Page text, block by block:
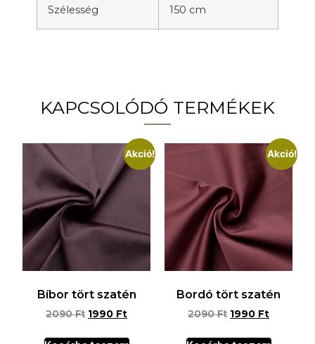
Szélesség 150 cm
KAPCSOLÓDÓ TERMÉKEK
Akció!
Bíbor tört szatén
2090Ft 1990 Ft
Akció!
Bordó tört szatén
2090Ft 1990 Ft